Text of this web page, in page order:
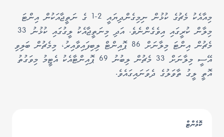
މިއާއެކު މެޗުގެ ކުޅުން ނިމިގެންދިޔައީ 2-1 ގެ ނަތީޖާއަކުން އިންޓަ
މިލާން ކުރީގައި އިވެގެންނެވެ. އަދި މިނަތީޖާއެކު ލީގުގައި ކުޅުނު 33
މެޗުން އިންޓަ މިލާނަށް 86 ޕޮއިންޓް ލިބިފައިވާއިރު، މިމެޗުން ބަލިވި
އޭސީ މިލާނަށް 33 މެޗުން ލިބުނު 69 ޕޮއިންޓާއެކު އެޓީމު މިވަގުތު
އޮތީ ލީގު ތާވަލުގެ ދެވަނައިގައެވެ.
ކޮމެންޓް